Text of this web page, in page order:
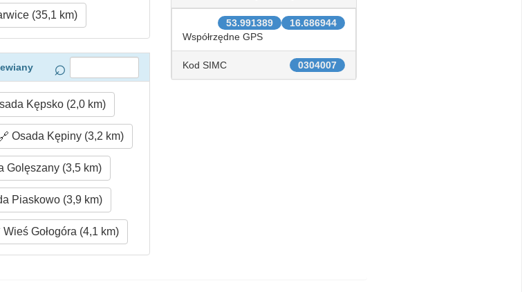
(35,1 km)
Kępsko (2,0 km)
Osada Kępiny (3,2 km)
Golęszany (3,5 km)
Piaskowo (3,9 km)
Wieś Gołogóra (4,1 km)
16.686944
53.991389
Współrzędne GPS
0304007
Kod SIMC